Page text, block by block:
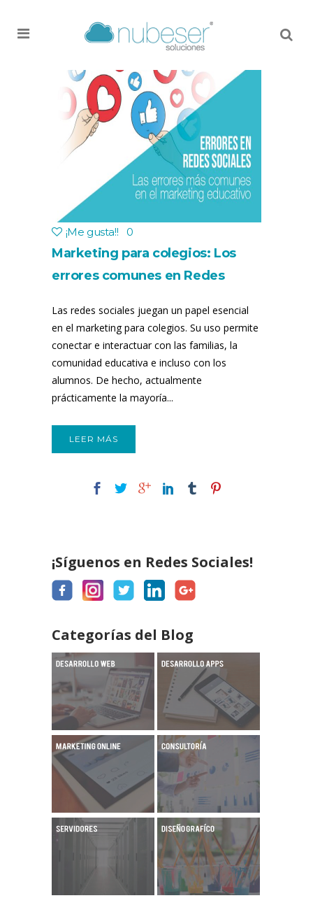
¡Me gusta!! 0
Marketing para colegios: Los
errores comunes en Redes
Las redes sociales juegan un papel esencial
en el marketing para colegios. Su uso permite
conectar e interactuar con las familias, la
comunidad educativa e incluso con los
alumnos. De hecho, actualmente
prácticamente la mayoría...
LEER MÁS
¡Síguenos en Redes Sociales!
Categorías del Blog